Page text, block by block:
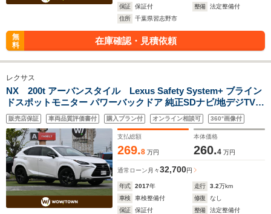
保証
保証付 整備
法定整備付
住所
千葉県習志野市
無
料
在庫確認・見積依頼
レクサス
NX 200t アーバンスタイル Lexus Safety System+ ブライン
ドスポットモニター パワーバックドア 純正SDナビ/地デジTV
DVD/CD BTパノラミックビューモニタ 革巻きステアリング ス
テアリングヒーター クリアランスソナースマートキー
販売店保証 車両品質評価書付 購入プラン付 オンライン相談可 360°画像付
支払総額
269.8 万円
本体価格
260.4 万円
通常ローン 月々32,700円
年式 2017年 走行 3.2万km
車検
車検整備付 修復
なし
保証
保証付 整備
法定整備付